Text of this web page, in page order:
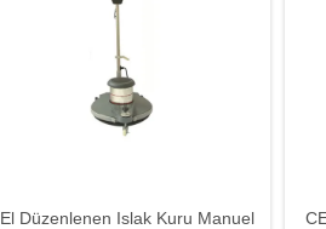
El Düzenlenen Islak Kuru Manuel